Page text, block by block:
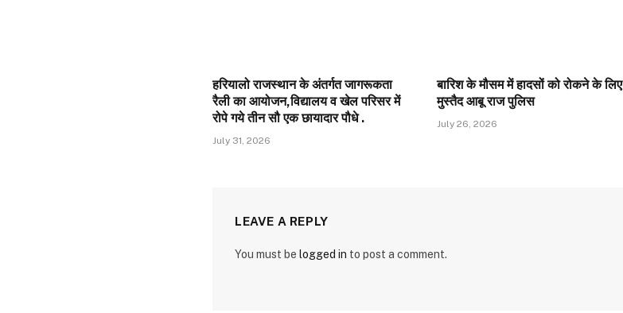
हरियालो राजस्थान के अंतर्गत जागरूकता
रैली का आयोजन,विद्यालय व खेल परिसर में
रोपे गये तीन सौ एक छायादार पौधे .
July 31, 2026
बारिश के मौसम में हादसों को रोकने के लिए
मुस्तैद आबू राज पुलिस
July 26, 2026
LEAVE A REPLY
You must be logged in to post a comment.